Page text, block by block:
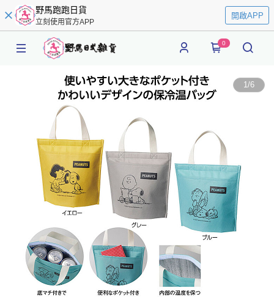
野馬跑跑日貨
立刻使用官方APP
開啟APP
0
1/6